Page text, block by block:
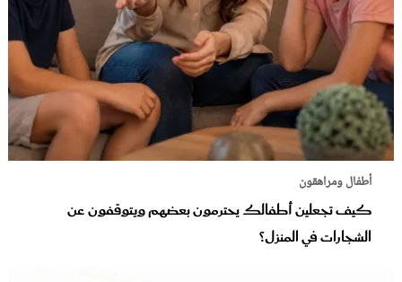
أطفال ومراهقون
كيف تجعلين أطفالك يحترمون بعضهم ويتوقفون عن
الشجارات في المنزل؟